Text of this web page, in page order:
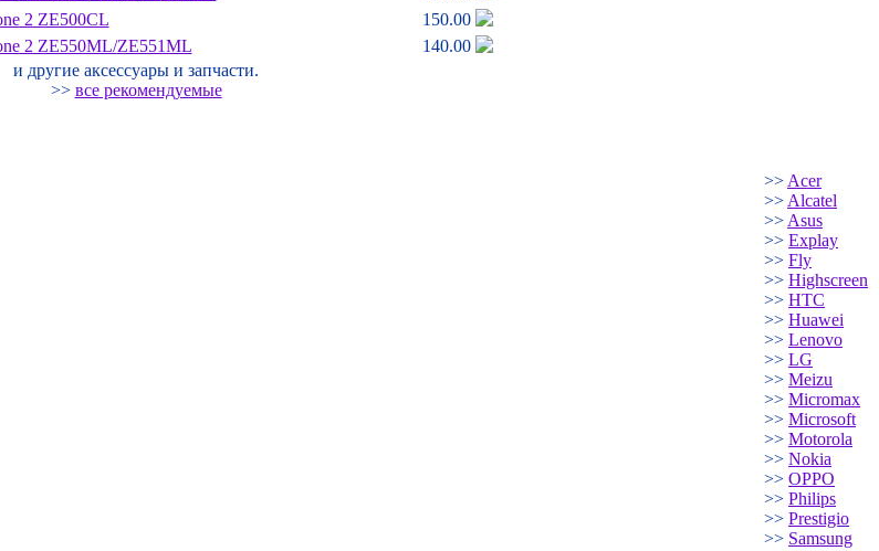
2 ZE500CL
150.00
2 ZE550ML/ZE551ML
140.00
и другие аксессуары и запчасти.
>> все рекомендуемые
>> Acer
>> Alcatel
>> Asus
>> Explay
>> Fly
>> Highscreen
>> HTC
>> Huawei
>> Lenovo
>> LG
>> Meizu
>> Micromax
>> Microsoft
>> Motorola
>> Nokia
>> OPPO
>> Philips
>> Prestigio
>> Samsung